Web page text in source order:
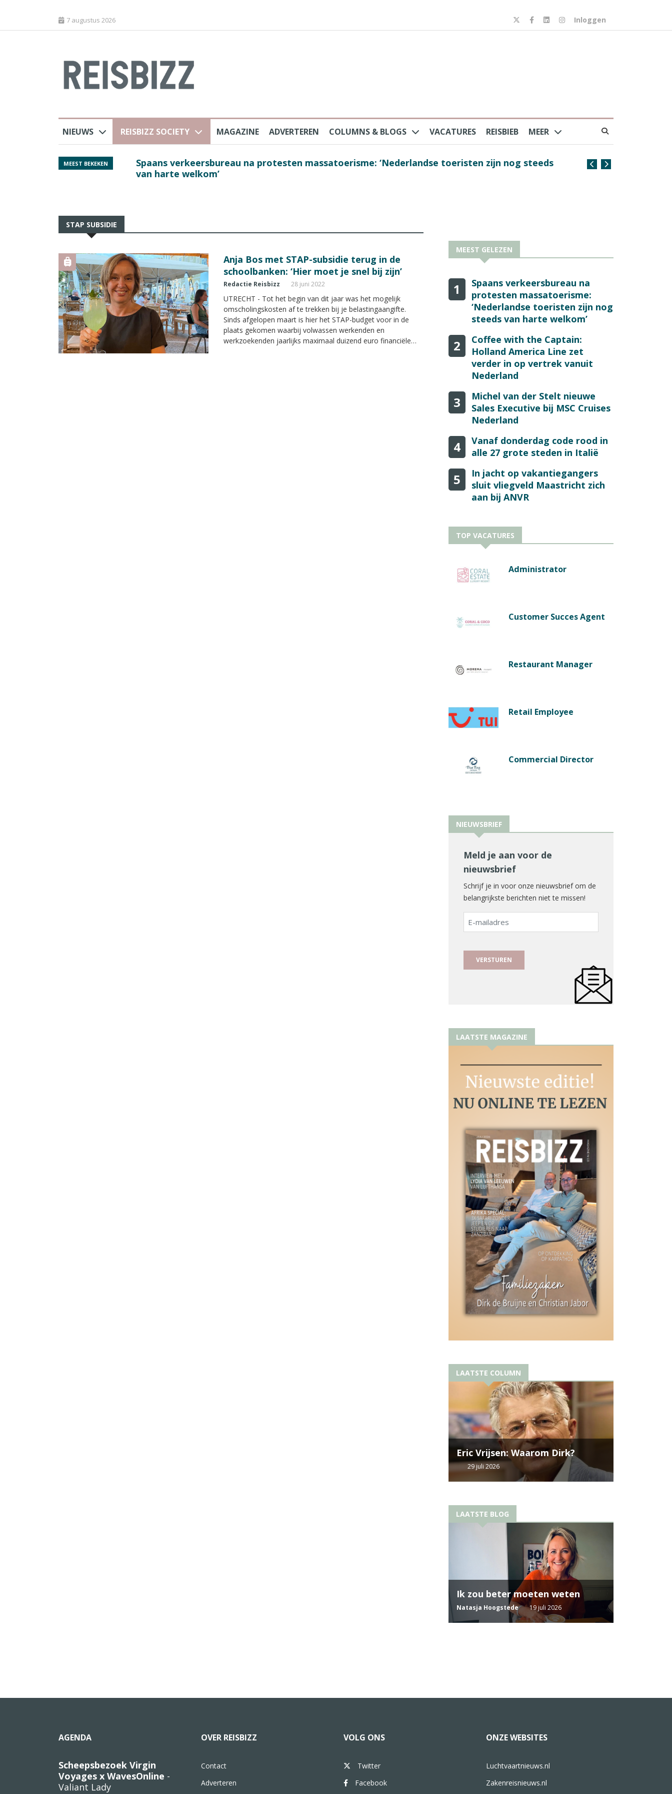
7 augustus 2026 Inloggen
NIEUWS REISBIZZ SOCIETY MAGAZINE ADVERTEREN COLUMNS & BLOGS VACATURES REISBIEB MEER
MEEST BEKEKEN
Spaans verkeersbureau na protesten massatoerisme: ‘Nederlandse toeristen zijn nog steeds
van harte welkom’
Coffee with the
STAP SUBSIDIE
Anja Bos met STAP-subsidie terug in de
schoolbanken: ‘Hier moet je snel bij zijn’
Redactie Reisbizz 28 juni 2022
UTRECHT - Tot het begin van dit jaar was het mogelijk
omscholingskosten af te trekken bij je belastingaangifte.
Sinds afgelopen maart is hier het STAP-budget voor in de
plaats gekomen waarbij volwassen werkenden en
werkzoekenden jaarlijks maximaal duizend euro financiële
MEEST GELEZEN
1
Spaans verkeersbureau na
protesten massatoerisme:
‘Nederlandse toeristen zijn nog
steeds van harte welkom’
2
Coffee with the Captain:
Holland America Line zet
verder in op vertrek vanuit
Nederland
3
Michel van der Stelt nieuwe
Sales Executive bij MSC Cruises
Nederland
4
Vanaf donderdag code rood in
alle 27 grote steden in Italië
5
In jacht op vakantiegangers
sluit vliegveld Maastricht zich
aan bij ANVR
TOP VACATURES
Administrator
Customer Succes Agent
Restaurant Manager
Retail Employee
Commercial Director
NIEUWSBRIEF
Meld je aan voor de
nieuwsbrief
Schrijf je in voor onze nieuwsbrief om de
belangrijkste berichten niet te missen!
E-
mailadres
LAATSTE MAGAZINE
LAATSTE COLUMN
Eric Vrijsen: Waarom Dirk?
29 juli 2026
LAATSTE BLOG
Ik zou beter moeten weten
Natasja Hoogstede 19 juli 2026
AGENDA
Scheepsbezoek Virgin
Voyages x WavesOnline -
Valiant Lady
OVER REISBIZZ
Contact
Adverteren
VOLG ONS
Twitter
Facebook
ONZE WEBSITES
Luchtvaartnieuws.nl
Zakenreisnieuws.nl